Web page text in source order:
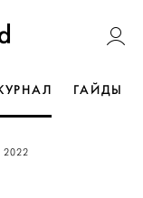
Weddywood
ГАЙДЫ